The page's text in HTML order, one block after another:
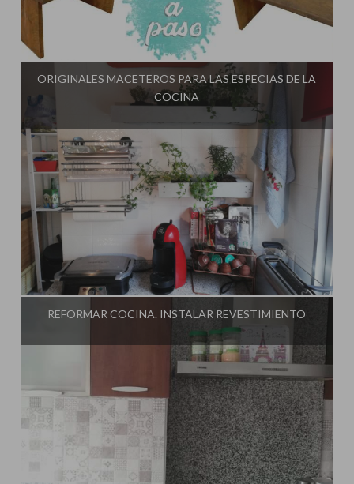
Influencer: El Taller de Ire
ORIGINALES MACETEROS PARA LAS ESPECIAS DE LA
COCINA
Influencer:El Taller de Ire
REFORMAR COCINA. INSTALAR REVESTIMIENTO